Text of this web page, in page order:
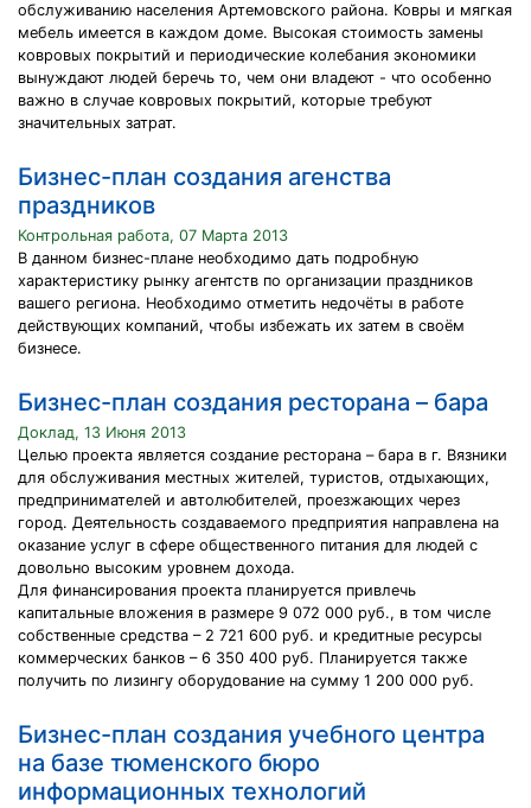
обслуживанию населения Артемовского района. Ковры и мягкая
мебель имеется в каждом доме. Высокая стоимость замены
ковровых покрытий и периодические колебания экономики
вынуждают людей беречь то, чем они владеют - что особенно
важно в случае ковровых покрытий, которые требуют
значительных затрат.
Бизнес-план создания агенства
праздников
Контрольная работа, 07 Марта 2013
В данном бизнес-плане необходимо дать подробную
характеристику рынку агентств по организации праздников
вашего региона. Необходимо отметить недочёты в работе
действующих компаний, чтобы избежать их затем в своём
бизнесе.
Бизнес-план создания ресторана – бара
Доклад, 13 Июня 2013
Целью проекта является создание ресторана – бара в г. Вязники
для обслуживания местных жителей, туристов, отдыхающих,
предпринимателей и автолюбителей, проезжающих через
город. Деятельность создаваемого предприятия направлена на
оказание услуг в сфере общественного питания для людей с
довольно высоким уровнем дохода.
Для финансирования проекта планируется привлечь
капитальные вложения в размере 9 072 000 руб., в том числе
собственные средства – 2 721 600 руб. и кредитные ресурсы
коммерческих банков – 6 350 400 руб. Планируется также
получить по лизингу оборудование на сумму 1 200 000 руб.
Бизнес-план создания учебного центра
на базе тюменского бюро
информационных технологий